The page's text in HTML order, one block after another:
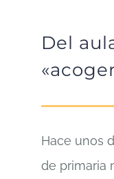
Del
Hace unos
de primaria